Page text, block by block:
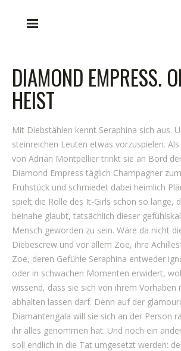
DIAMOND EMPRESS.
HEIST
Mit Diebstählen kennt Seraphina sich aus.
steinreichen Leuten etwas vorzuspielen. Als
von Adrian Montpellier trinkt sie an Bord
Diamond Empress täglich Champagner zum
Frühstück und schmiedet dabei heimlich
spielt die Rolle des It-Girls schon so lange,
beinahe glaubt, tatsächlich dieser
Mensch geworden zu sein. Wäre da nicht
Diebescrew und vor allem Zoe, ihre
Zoe, deren Gefühle Seraphina entweder
oder in schwachen Momenten erwidert,
wissend, dass sie sich von ihrem Vorhaben
abhalten lassen darf. Denn auf der
Diamantengala will sie sich an der Person
ihr alles genommen hat. Und noch ein
soll endlich in die Tat umgesetzt werden: